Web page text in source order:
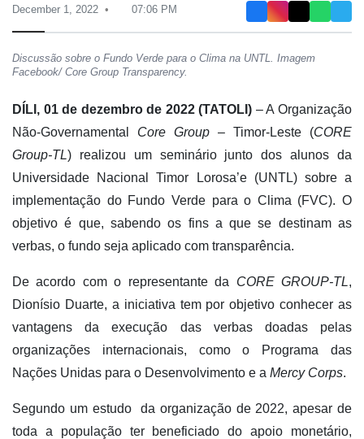
December 1, 2022 07:06 PM
Discussão sobre o Fundo Verde para o Clima na UNTL. Imagem
Facebook/ Core Group Transparency.
DÍLI, 01 de dezembro de 2022 (TATOLI) – A Organização
Não-Governamental Core Group – Timor-Leste (CORE
Group-TL) realizou um seminário junto dos alunos da
Universidade Nacional Timor Lorosa’e (UNTL) sobre a
implementação do Fundo Verde para o Clima (FVC). O
objetivo é que, sabendo os fins a que se destinam as
verbas, o fundo seja aplicado com transparência.
De acordo com o representante da CORE GROUP-TL,
Dionísio Duarte, a iniciativa tem por objetivo conhecer as
vantagens da execução das verbas doadas pelas
organizações internacionais, como o Programa das
Nações Unidas para o Desenvolvimento e a Mercy Corps.
Segundo um estudo da organização de 2022, apesar de
toda a população ter beneficiado do apoio monetário,